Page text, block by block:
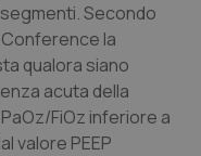
Secondo
la
qualora siano
acuta della
FiOz inferiore a
valore PEEP